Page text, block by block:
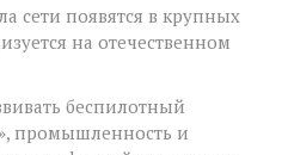
сети появятся в крупных
на отечественном
беспилотный
промышленность и